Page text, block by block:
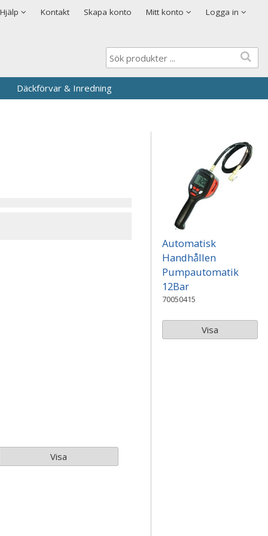
Hjälp Kontakt Skapa konto Mitt konto Logga in
Lösenord*
Kom ihåg mig
Däckförvar & Inredning
Visa
Automatisk
Handhållen
Pumpautomatik
12Bar
70050415
Visa